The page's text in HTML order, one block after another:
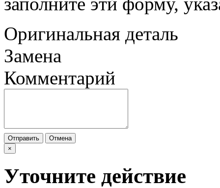
Оригинальная деталь
Замена
Комментарий
Отправить
Отмена
×
Уточните действие